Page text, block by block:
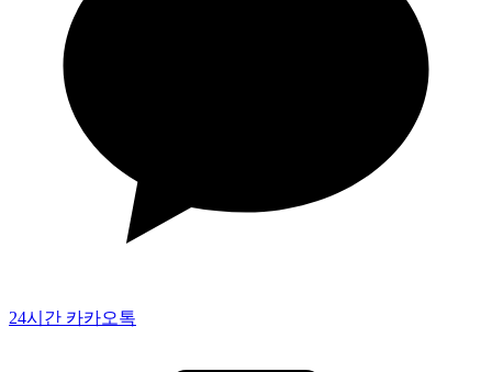
24시간 카카오톡